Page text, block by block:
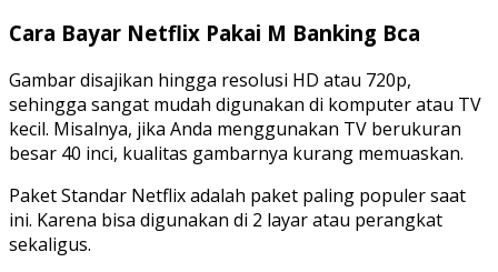
Cara Bayar Netflix Pakai M Banking Bca
Gambar disajikan hingga resolusi HD atau 720p,
sehingga sangat mudah digunakan di komputer atau TV
kecil. Misalnya, jika Anda menggunakan TV berukuran
besar 40 inci, kualitas gambarnya kurang memuaskan.
Paket Standar Netflix adalah paket paling populer saat
ini. Karena bisa digunakan di 2 layar atau perangkat
sekaligus.